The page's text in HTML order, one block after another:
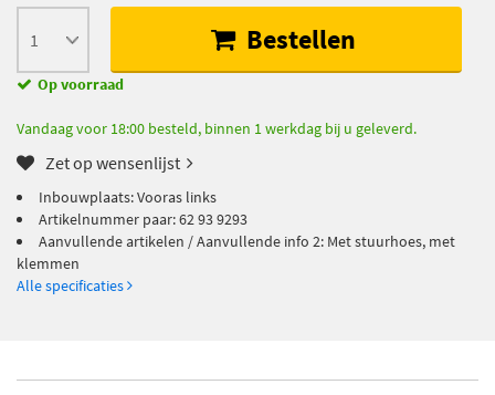
Bestellen
Op voorraad
Vandaag voor 18:00 besteld, binnen 1 werkdag bij u geleverd.
Zet op wensenlijst
Inbouwplaats: Vooras links
Artikelnummer paar: 62 93 9293
Aanvullende artikelen / Aanvullende info 2: Met stuurhoes, met
klemmen
Alle specificaties